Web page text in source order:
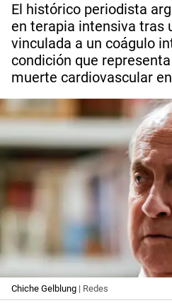
El histórico periodista
en terapia intensiva tras
vinculada a un coágulo
condición que
muerte cardiovascular
Chiche Gelblung | Redes